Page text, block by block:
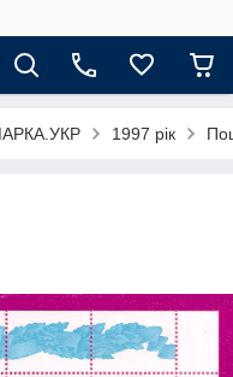
1997 рік